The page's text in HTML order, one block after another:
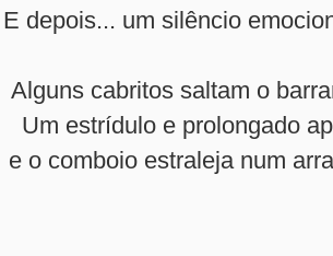
E depois... um silêncio
Alguns cabritos saltam o
Um estrídulo e prolongado
e o comboio estraleja num